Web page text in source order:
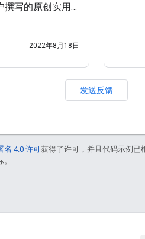
撰写的原创实用
细介绍了此更新
内容，而不符合
新取得成效？遵
2022年8月18日
发送反馈
名 4.0 许可获得了许可，并且代码示例已